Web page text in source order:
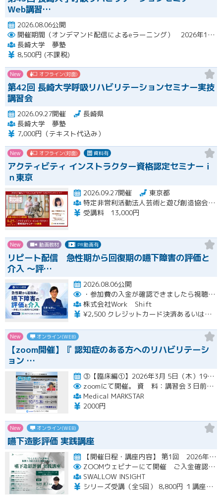
Web講習…
2026.08.06公開
開催期間（オンデマンド配信によるeラーニング） 2026年10月2日（金）～10月29日（木）
長崎大学 夢塾
8,500円 (不課税)
New オフライン(対面)
第42回 長崎大学呼吸リハビリテーションセミナー実技
講習会
2026.09.27開催
長崎県
長崎大学 夢塾
7,000円（テキスト代込み）
New オフライン(対面) 資料有
アクティビティ インストラクター資格認定セミナーｉ
ｎ東京
2026.09.27開催
東京都
特定非営利活動法人芸術と遊び創造協会 高齢者アクティビティ開発センター
受講料 13,000円
New 動画教材 PR動画有
リピート配信 急性期から回復期の嚥下障害の評価と
介入 〜評…
2026.08.06公開
・参加費の入金が確認できましたら視聴用URLとパスワードおよび資料をお申込みいただきましたメールアドレスに送付します。
株式会社Work Shift
¥2,500 クレジットカード決済あるいは銀行振込となります。
New オンライン(WEB)
【zoom開催】『 認知症のある方へのリハビリテーシ
ョン …
③【臨床編①】2026年3月 5日（木）19:00〜21:00（アーカイブ配信１ヶ月間） ④【臨床編②】2026年…開催
zoomにて開催。
資 料：講習会３日前までに、PDFデータまたはGoogleドライブにてお送りいたします。
Medical MARKSTAR
2000円
New オンライン(WEB)
嚥下造影評価 実践講座
【開催日程・講座内容】 第1回 2026年10月31日（土）19：00～20：30（見逃し配信視聴期間：2026…開催
ZOOMウェビナーにて開催 ご入金確認後メールにてURLをお知らせいたします
SWALLOW INSIGHT
シリーズ受講（全5回） 8,800円 １講座ごと 2,200円